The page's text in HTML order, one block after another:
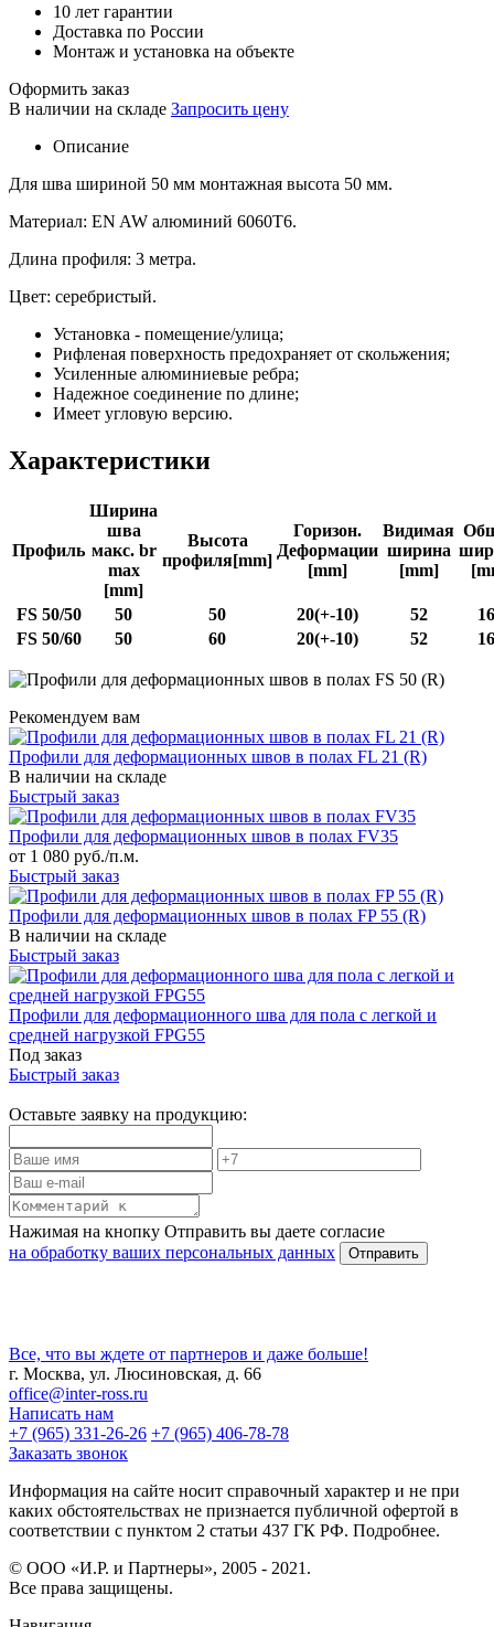
10 лет гарантии
Доставка по России
Монтаж и установка на объекте
Оформить заказ
В наличии на складе Запросить цену
Описание
Для шва шириной 50 мм монтажная высота 50 мм.
Материал: EN AW алюминий 6060T6.
Длина профиля: 3 метра.
Цвет: серебристый.
Установка - помещение/улица;
Рифленая поверхность предохраняет от скольжения;
Усиленные алюминиевые ребра;
Надежное соединение по длине;
Имеет угловую версию.
Характеристики
Профиль
Ширина
шва
макс. br
max
[mm]
Высота
профиля[mm]
Горизон.
Деформации
[mm]
Видимая
ширина
[mm]
FS 50/50 50 50 20(+-10) 52
FS 50/60
50 60 20(+-10) 52
Рекомендуем вам
Профили для деформационных швов в полах FL 21 (R)
В наличии на складе
Быстрый заказ
Профили для деформационных швов в полах FV35
от 1 080 руб./п.м.
Быстрый заказ
Профили для деформационных швов в полах FP 55 (R)
В наличии на складе
Быстрый заказ
Профили для деформационного шва для пола с легкой и
средней нагрузкой FPG55
Под заказ
Быстрый заказ
Оставьте заявку на продукцию:
Нажимая на кнопку Отправить вы даете согласие
на обработку ваших персональных данных
Все, что вы ждете от партнеров и даже больше!
г. Москва, ул. Люсиновская, д. 66
office@inter-ross.ru
Написать нам
+7 (965) 331-26-26 +7 (965) 406-78-78
Заказать звонок
Информация на сайте носит справочный характер и не при
каких обстоятельствах не признается публичной офертой в
соответствии с пунктом 2 статьи 437 ГК РФ. Подробнее.
© ООО «И.Р. и Партнеры», 2005 - 2021.
Все права защищены.